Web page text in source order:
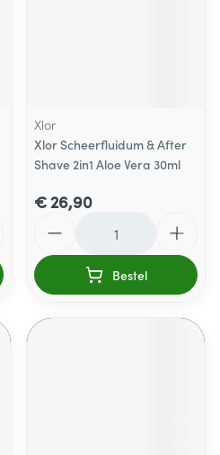
Xlor
Xlor Scheerfluidum & After
Shave 2in1 Aloe Vera 30ml
€ 26,90
Bestel